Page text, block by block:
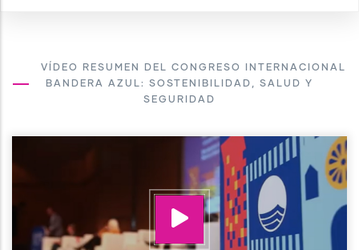
VÍDEO RESUMEN DEL CONGRESO INTERNACIONAL
BANDERA AZUL: SOSTENIBILIDAD, SALUD Y
SEGURIDAD